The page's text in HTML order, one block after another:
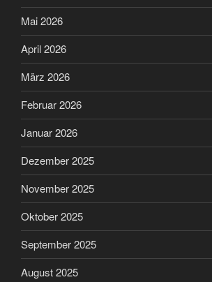
Mai 2026
April 2026
März 2026
Februar 2026
Januar 2026
Dezember 2025
November 2025
Oktober 2025
September 2025
August 2025